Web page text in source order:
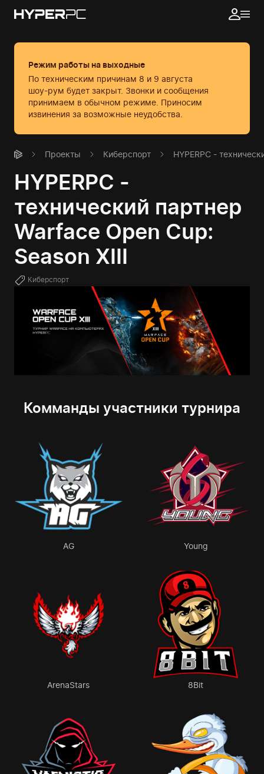
Режим работы на выходные
По техническим причинам 8 и 9 августа
шоу-рум будет закрыт. Звонки и сообщения
принимаем в обычном режиме. Приносим
извинения за возможные неудобства.
Проекты Киберспорт HYPERPC -
HYPERPC -
технический партнер
Warface Open Cup:
Season XIII
Киберспорт
Комманды участники турнира
AG Young
ArenaStars 8Bit